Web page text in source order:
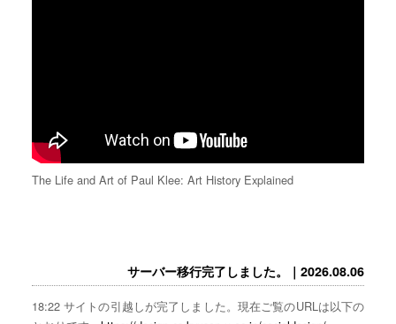
The Life and Art of Paul Klee: Art History Explained
サーバー移行完了しました。｜2026.08.06
18:22 サイトの引越しが完了しました。現在ご覧のURLは以下の